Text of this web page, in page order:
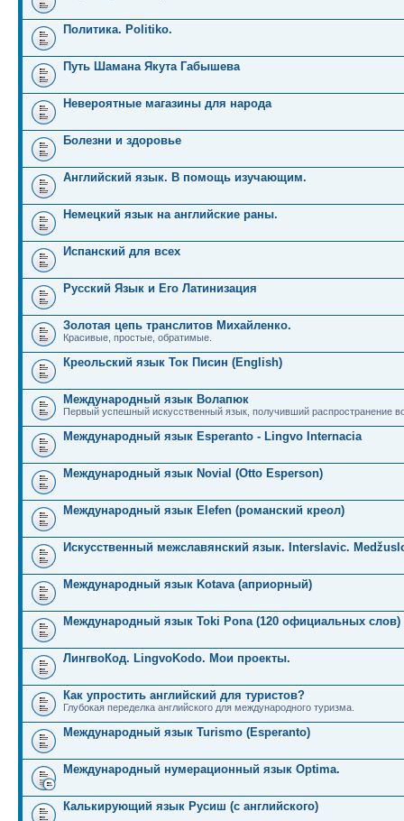
Политика. Politiko.
Путь Шамана Якута Габышева
Невероятные магазины для народа
Болезни и здоровье
Английский язык. В помощь изучающим.
Немецкий язык на английские раны.
Испанский для всех
Русский Язык и Его Латинизация
Золотая цепь транслитов Михайленко.
Красивые, простые, обратимые.
Креольский язык Ток Писин (English)
Международный язык Волапюк
Первый успешный искусственный язык, получивший распространение
Международный язык Esperanto - Lingvo Internacia
Международный язык Novial (Otto Esperson)
Международный язык Elefen (романский креол)
Искусственный межславянский язык. Interslavic.
Международный язык Kotava (априорный)
Международный язык Toki Pona (120 официальных слов)
ЛингвоКод. LingvoKodo. Мои проекты.
Как упростить английский для туристов?
Глубокая переделка английского для международного туризма.
Международный язык Turismo (Esperanto)
Международный нумерационный язык Optima.
Калькирующий язык Русиш (с английского)